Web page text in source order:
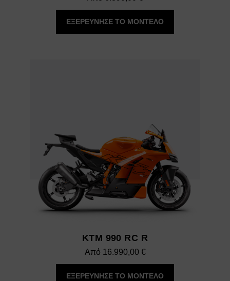
ΕΞΕΡΕΥΝΗΣΕ ΤΟ ΜΟΝΤΕΛΟ
KTM 990 RC R
Από 16.990,00 €
ΕΞΕΡΕΥΝΗΣΕ ΤΟ ΜΟΝΤΕΛΟ